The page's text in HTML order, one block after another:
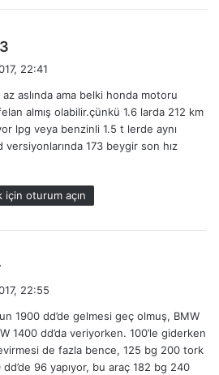
e
i
k
i
22:41
aslında ama belki honda motoru
almış olabilir.çünkü 1.6 larda 212 km
lpg veya benzinli 1.5 t lerde aynı
versiyonlarında 173 beygir son hız
için oturum açın
e
i
k
i
22:55
1900 dd’de gelmesi geç olmuş, BMW
1400 dd’da veriyorken. 100’le giderken
de fazla bence, 125 bg 200 tork
96 yapıyor, bu araç 182 bg 240